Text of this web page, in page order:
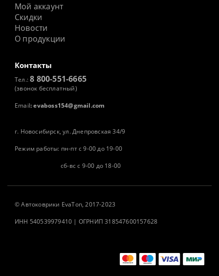
Мой аккаунт
Скидки
Новости
О продукции
Контакты
Тел.:8 800-551-6665
(звонок бесплатный)
Email: evaboss154@gmail.com
г. Новосибирск, ул. Днепровская 34/9
Режим работы: пн-пт с 9-00 до 19-00
сб-вс с 9-00 до 18-00
©Автоковрики EvaTon, 2017-2023
ИНН 540539979410 | ОГРНИП 318547600157628